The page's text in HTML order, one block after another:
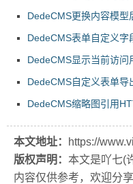
DedeCMS更换内容模
DedeCMS表单自定义字
DedeCMS显示当前访问
DedeCMS自定义表单
DedeCMS缩略图引用
本文地址：
https://
版权声明： 本文是吖七(
内容仅供参考，欢迎分